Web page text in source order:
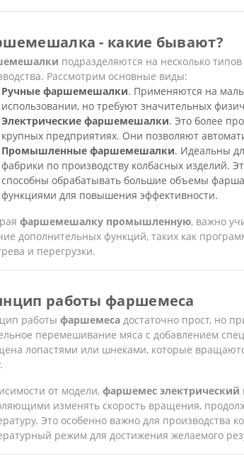
- какие бывают?
подразделяются на несколько
Рассмотрим основные виды:
Ручные фаршемешалки. Применяются на
использовании, но требуют значительных
Электрические фаршемешалки. Это более
крупных предприятиях. Они позволяют
Промышленные фаршемешалки. Идеальны
фабрики по производству колбасных изделий.
способны обрабатывать большие объемы
функциями для повышения эффективности.
фаршемешалку промышленную, важно
дополнительных функций, таких как
и перегрузки.
работы фаршемеса
работы фаршемесадостаточно прост, но
перемешивание мяса с добавлением
лопастями или шнеками, которые
от модели, фаршемес электрический
изменять скорость вращения,
Это особенно важно для производства
режим для достижения желаемого